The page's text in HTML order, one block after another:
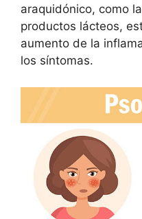
araquidónico, como
productos lácteos,
aumento de la
los síntomas.